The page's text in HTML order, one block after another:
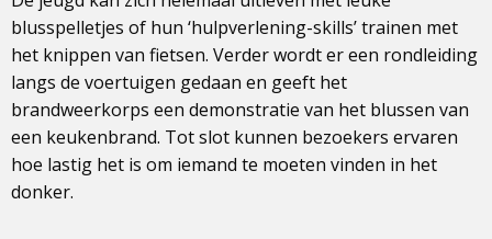
blusspelletjes of hun ‘hulpverlening-skills’ trainen met
het knippen van fietsen. Verder wordt er een rondleiding
langs de voertuigen gedaan en geeft het
brandweerkorps een demonstratie van het blussen van
een keukenbrand. Tot slot kunnen bezoekers ervaren
hoe lastig het is om iemand te moeten vinden in het
donker.